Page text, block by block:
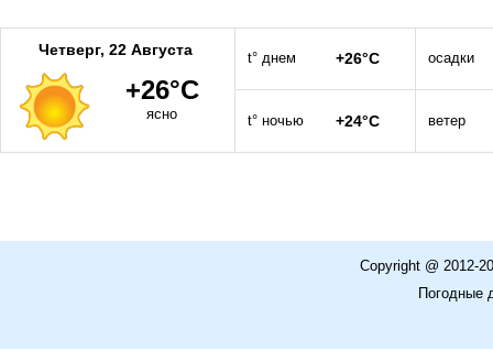
Четверг, 22 Августа
+26°C
ясно
t° днем +26°C осадки
t° ночью +24°C ветер
Copyright @ 2012-
Погодные